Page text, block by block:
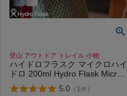
登山 アウトドア トレイル 小物
ハイドロフラスク マイクロハイ
ドロ 200ml Hydro Flask Micro
Removable Strap
5.0 （ 1件 ）